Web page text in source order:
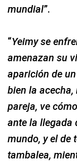
mundial”.
“Yeimy se
amenazan su
aparición de
bien la
pareja, ve
ante la llegada
mundo, y el de
tambalea,